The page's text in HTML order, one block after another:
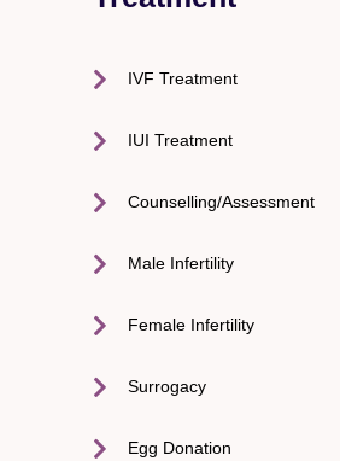
IVF Treatment
IUI Treatment
Counselling/Assessment
Male Infertility
Female Infertility
Surrogacy
Egg Donation